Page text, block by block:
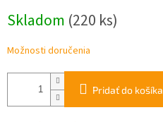
cena:
Skladom (220 ks)
Možnosti doručenia
Pridať do košíka